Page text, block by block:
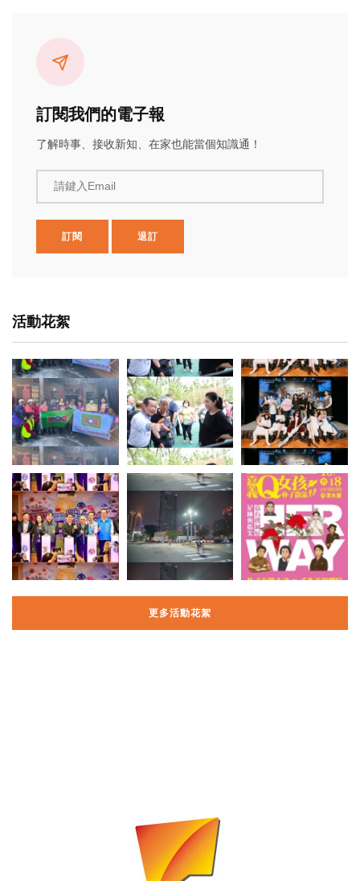
訂閱我們的電子報
了解時事、接收新知、在家也能當個知識通！
請鍵入Email
訂閱 退訂
活動花絮
更多活動花絮